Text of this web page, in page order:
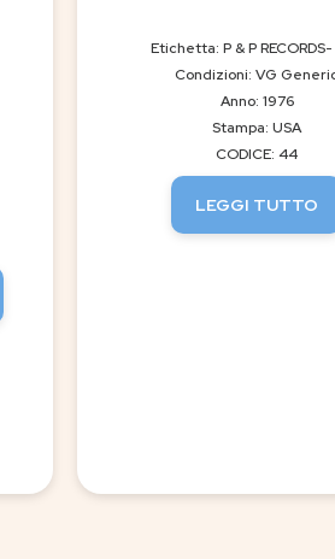
Etichetta: P & P RECORDS-
Condizioni: VG
Anno: 1976
Stampa: USA
CODICE: 44
LEGGI TUTTO